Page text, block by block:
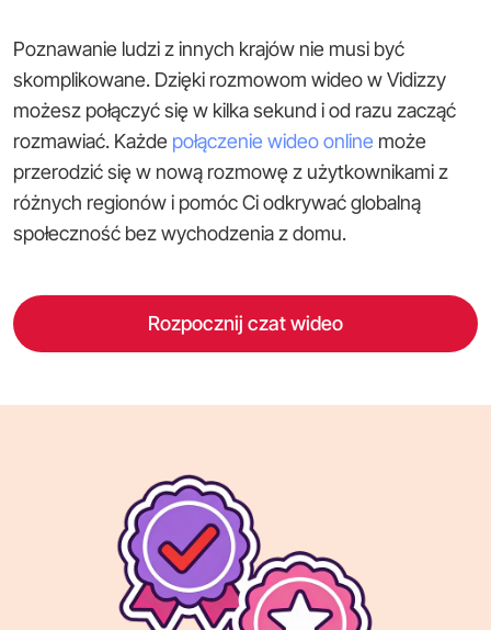
Poznawanie ludzi z innych krajów nie musi być
skomplikowane. Dzięki rozmowom wideo w Vidizzy
możesz połączyć się w kilka sekund i od razu zacząć
rozmawiać. Każde połączenie wideo online może
przerodzić się w nową rozmowę z użytkownikami z
różnych regionów i pomóc Ci odkrywać globalną
społeczność bez wychodzenia z domu.
Rozpocznij czat wideo